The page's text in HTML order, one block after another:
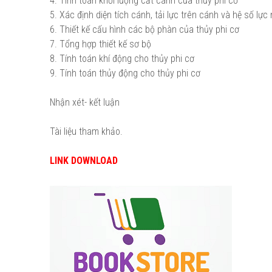
5. Xác định diện tích cánh, tải lực trên cánh và hệ số lực
6. Thiết kế cấu hình các bộ phàn của thủy phi cơ
7. Tổng hợp thiết kế sơ bộ
8. Tính toán khí động cho thủy phi cơ
9. Tính toán thủy động cho thủy phi cơ
Nhận xét- kết luận
Tài liệu tham khảo.
LINK DOWNLOAD